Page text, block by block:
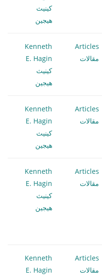
كينيث
هيجين
Articles
مقالات
Kenneth
E. Hagin
كينيث
هيجين
Articles
مقالات
Kenneth
E. Hagin
كينيث
هيجين
Articles
مقالات
Kenneth
E. Hagin
كينيث
هيجين
Articles
مقالات
Kenneth
E. Hagin